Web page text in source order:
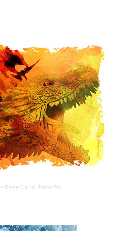
(Emilia Clarke) - Poster Art